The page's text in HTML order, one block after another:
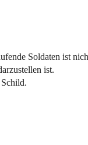
Soldaten ist
ist.